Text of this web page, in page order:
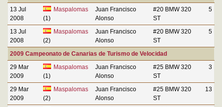
13 Jul
2008
Maspalomas
(1)
Juan Francisco
Alonso
#20 BMW 320
ST
5
13 Jul
2008
Maspalomas
(2)
Juan Francisco
Alonso
#20 BMW 320
ST
5
2009 Campeonato de Canarias de Turismo de Velocidad
29 Mar
2009
Maspalomas
(1)
Juan Francisco
Alonso
#25 BMW 320
ST
3
29 Mar
2009
Maspalomas
(2)
Juan Francisco
Alonso
#25 BMW 320
ST
13